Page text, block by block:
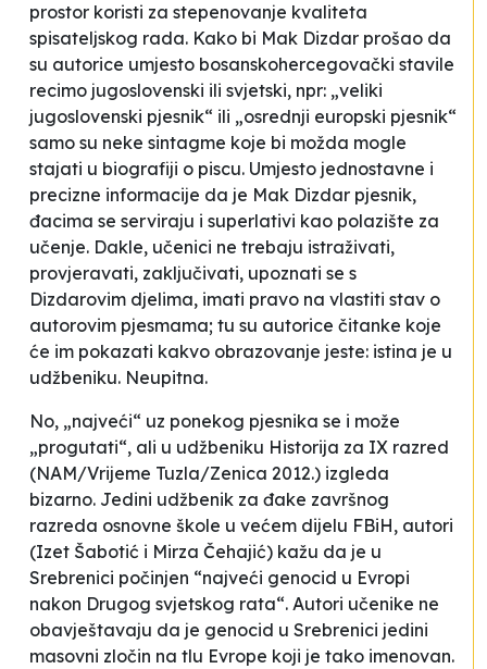
prostor koristi za stepenovanje kvaliteta
spisateljskog rada. Kako bi Mak Dizdar prošao da
su autorice umjesto bosanskohercegovački stavile
recimo jugoslovenski ili svjetski, npr: „veliki
jugoslovenski pjesnik“ ili „osrednji europski pjesnik“
samo su neke sintagme koje bi možda mogle
stajati u biografiji o piscu. Umjesto jednostavne i
precizne informacije da je Mak Dizdar pjesnik,
đacima se serviraju i superlativi kao polazište za
učenje. Dakle, učenici ne trebaju istraživati,
provjeravati, zaključivati, upoznati se s
Dizdarovim djelima, imati pravo na vlastiti stav o
autorovim pjesmama; tu su autorice čitanke koje
će im pokazati kakvo obrazovanje jeste: istina je u
udžbeniku. Neupitna.
No, „najveći“ uz ponekog pjesnika se i može
„progutati“, ali u udžbeniku Historija za IX razred
(NAM/Vrijeme Tuzla/Zenica 2012.) izgleda
bizarno. Jedini udžbenik za đake završnog
razreda osnovne škole u većem dijelu FBiH, autori
(Izet Šabotić i Mirza Čehajić) kažu da je u
Srebrenici počinjen “najveći genocid u Evropi
nakon Drugog svjetskog rata“. Autori učenike ne
obavještavaju da je genocid u Srebrenici jedini
masovni zločin na tlu Evrope koji je tako imenovan.